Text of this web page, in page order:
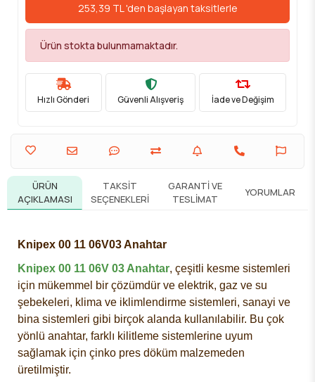
253,39 TL 'den başlayan taksitlerle
Ürün stokta bulunmamaktadır.
Hızlı Gönderi Güvenli Alışveriş İade ve Değişim
ÜRÜN
AÇIKLAMASI
TAKSIT
SEÇENEKLERI
GARANTI VE
TESLIMAT
YORUMLAR
Knipex 00 11 06V03 Anahtar
Knipex 00 11 06V 03 Anahtar, çeşitli kesme sistemleri
için mükemmel bir çözümdür ve elektrik, gaz ve su
şebekeleri, klima ve iklimlendirme sistemleri, sanayi ve
bina sistemleri gibi birçok alanda kullanılabilir. Bu çok
yönlü anahtar, farklı kilitleme sistemlerine uyum
sağlamak için çinko pres döküm malzemeden
üretilmiştir.